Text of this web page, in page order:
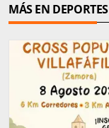
MÁS EN DEPORTES